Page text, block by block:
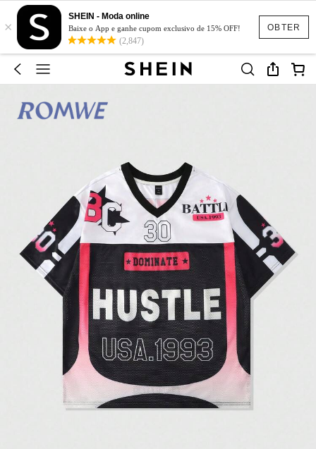
OBTER
×
SHEIN - Moda online
Baixe o App e ganhe cupom exclusivo de 15% OFF!
(2,847)